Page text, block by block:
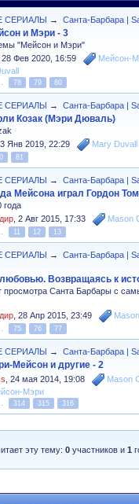
СЕРИАЛЫ →
Санта-Барбара |
и Мэри - 3
"Мейсон и Мэри"
,28 Фев 2020, 16:59 Мейсон-
78 79 80
СЕРИАЛЫ →
Санта-Барбара |
Козак (Мэри Дюваль)
,3 Янв 2019, 22:29 Mary Duvall
81
СЕРИАЛЫ →
Санта-Барбара |
Мейсона играл Гордон
года
,2 Авг 2015, 17:33 Mason
11 12 13
СЕРИАЛЫ →
Санта-Барбара |
Возвращаясь к
просмотра Санта Барбары с
,28 Апр 2015, 23:49
75 76 77
СЕРИАЛЫ →
Санта-Барбара |
Мейсон и другие - 2
,24 мая 2014, 19:08 Mason
Мэри
314 315 316
эту тему:0 участников и1